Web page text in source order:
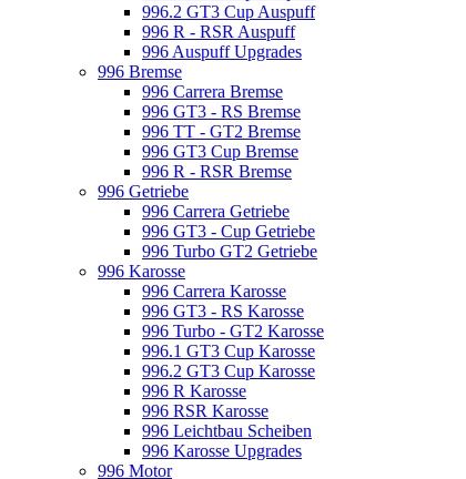
996.2 GT3 Cup Auspuff
996 R - RSR Auspuff
996 Auspuff Upgrades
996 Bremse
996 Carrera Bremse
996 GT3 - RS Bremse
996 TT - GT2 Bremse
996 GT3 Cup Bremse
996 R - RSR Bremse
996 Getriebe
996 Carrera Getriebe
996 GT3 - Cup Getriebe
996 Turbo GT2 Getriebe
996 Karosse
996 Carrera Karosse
996 GT3 - RS Karosse
996 Turbo - GT2 Karosse
996.1 GT3 Cup Karosse
996.2 GT3 Cup Karosse
996 R Karosse
996 RSR Karosse
996 Leichtbau Scheiben
996 Karosse Upgrades
996 Motor